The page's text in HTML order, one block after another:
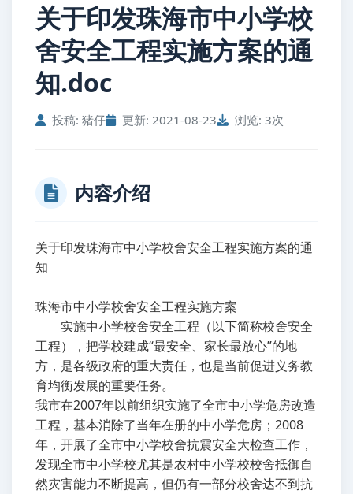
关于印发珠海市中小学校
舍安全工程实施方案的通
知.doc
投稿: 猪仔 更新: 2021-08-23 浏览: 3次
内容介绍
关于印发珠海市中小学校舍安全工程实施方案的通
知
珠海市中小学校舍安全工程实施方案
实施中小学校舍安全工程（以下简称校舍安全
工程），把学校建成“最安全、家长最放心”的地
方，是各级政府的重大责任，也是当前促进义务教
育均衡发展的重要任务。
我市在2007年以前组织实施了全市中小学危房改造
工程，基本消除了当年在册的中小学危房；2008
年，开展了全市中小学校舍抗震安全大检查工作，
发现全市中小学校尤其是农村中小学校校舍抵御自
然灾害能力不断提高，但仍有一部分校舍达不到抗